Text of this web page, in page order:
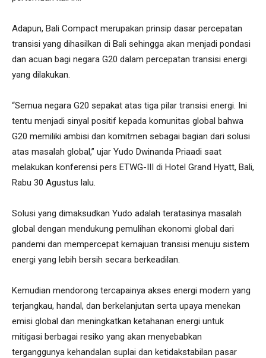
Adapun, Bali Compact merupakan prinsip dasar percepatan
transisi yang dihasilkan di Bali sehingga akan menjadi pondasi
dan acuan bagi negara G20 dalam percepatan transisi energi
yang dilakukan.
“Semua negara G20 sepakat atas tiga pilar transisi energi. Ini
tentu menjadi sinyal positif kepada komunitas global bahwa
G20 memiliki ambisi dan komitmen sebagai bagian dari solusi
atas masalah global,” ujar Yudo Dwinanda Priaadi saat
melakukan konferensi pers ETWG-III di Hotel Grand Hyatt, Bali,
Rabu 30 Agustus lalu.
Solusi yang dimaksudkan Yudo adalah teratasinya masalah
global dengan mendukung pemulihan ekonomi global dari
pandemi dan mempercepat kemajuan transisi menuju sistem
energi yang lebih bersih secara berkeadilan.
Kemudian mendorong tercapainya akses energi modern yang
terjangkau, handal, dan berkelanjutan serta upaya menekan
emisi global dan meningkatkan ketahanan energi untuk
mitigasi berbagai resiko yang akan menyebabkan
terganggunya kehandalan suplai dan ketidakstabilan pasar